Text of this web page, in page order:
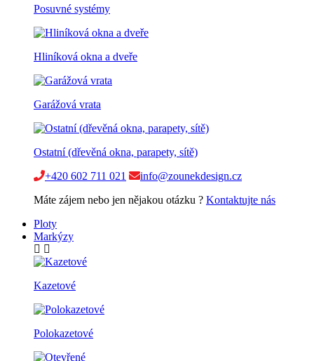
Posuvné systémy
Hliníková okna a dveře
Garážová vrata
Ostatní (dřevěná okna, parapety, sítě)
+420 602 711 021
info@zounekdesign.cz
Máte zájem nebo jen nějakou otázku ? Kontaktujte nás
Ploty
Markýzy
Kazetové
Polokazetové